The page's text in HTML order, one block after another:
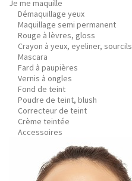
Je me maquille
Démaquillage yeux
Maquillage semi permanent
Rouge à lèvres, gloss
Crayon à yeux, eyeliner, sourcils
Mascara
Fard à paupières
Vernis à ongles
Fond de teint
Poudre de teint, blush
Correcteur de teint
Crème teintée
Accessoires